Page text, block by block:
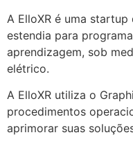
A ElloXR é uma
estendia para
aprendizagem, sob
elétrico.
A ElloXR utiliza o
procedimentos
aprimorar suas